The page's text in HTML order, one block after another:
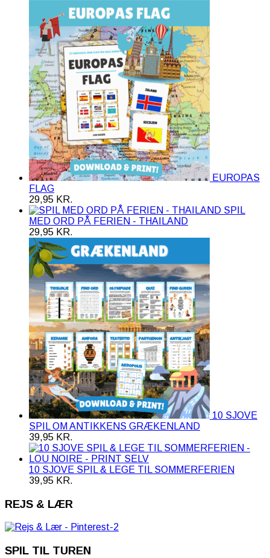
EUROPAS
FLAG
29,95 KR.
SPIL
MED ORD PÅ FERIEN - THAILAND
29,95 KR.
10 SJOVE
SPIL OM ANTIKKENS GRÆKENLAND
39,95 KR.
10 SJOVE SPIL & LEGE TIL SOMMERFERIEN
39,95 KR.
REJS & LÆR
SPIL TIL TUREN